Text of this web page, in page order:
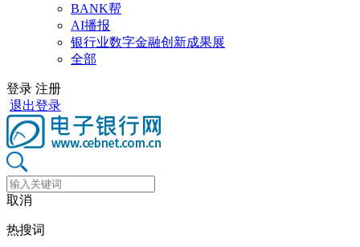
BANK帮
AI播报
银行业数字金融创新成果展
全部
登录 注册
退出登录
取消
热搜词